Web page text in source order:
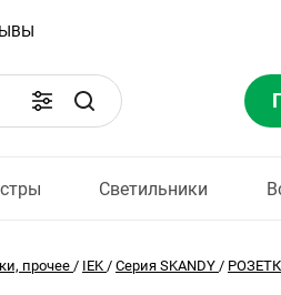
Светильники
прочее / IEK / Серия SKANDY /